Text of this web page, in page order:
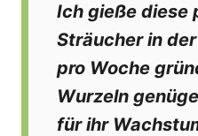
Ich gieße diese
Sträucher in
pro Woche
Wurzeln
für ihr